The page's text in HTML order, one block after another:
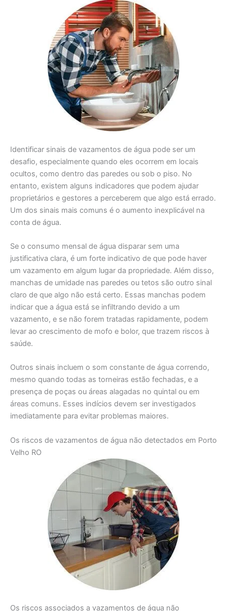
Identificar sinais de vazamentos de água pode ser um
desafio, especialmente quando eles ocorrem em locais
ocultos, como dentro das paredes ou sob o piso. No
entanto, existem alguns indicadores que podem ajudar
proprietários e gestores a perceberem que algo está errado.
Um dos sinais mais comuns é o aumento inexplicável na
conta de água.
Se o consumo mensal de água disparar sem uma
justificativa clara, é um forte indicativo de que pode haver
um vazamento em algum lugar da propriedade. Além disso,
manchas de umidade nas paredes ou tetos são outro sinal
claro de que algo não está certo. Essas manchas podem
indicar que a água está se infiltrando devido a um
vazamento, e se não forem tratadas rapidamente, podem
levar ao crescimento de mofo e bolor, que trazem riscos à
saúde.
Outros sinais incluem o som constante de água correndo,
mesmo quando todas as torneiras estão fechadas, e a
presença de poças ou áreas alagadas no quintal ou em
áreas comuns. Esses indícios devem ser investigados
imediatamente para evitar problemas maiores.
Os riscos de vazamentos de água não detectados em Porto
Velho RO
Os riscos associados a vazamentos de água não